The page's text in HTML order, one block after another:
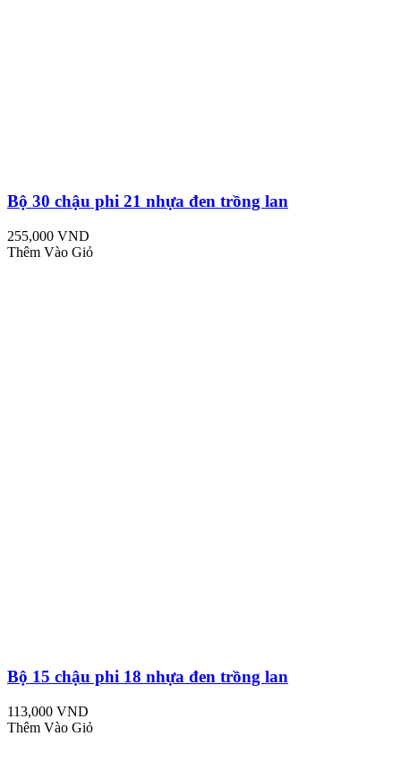
Bộ 30 chậu phi 21 nhựa đen trồng lan
255,000 VND
Thêm Vào Giỏ
Bộ 15 chậu phi 18 nhựa đen trồng lan
113,000 VND
Thêm Vào Giỏ